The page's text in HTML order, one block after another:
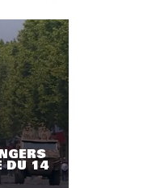
DU 14